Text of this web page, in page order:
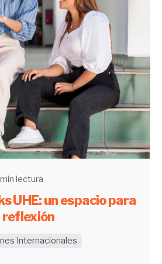
lectura
UHE: un espacio para
reflexión
Internacionales